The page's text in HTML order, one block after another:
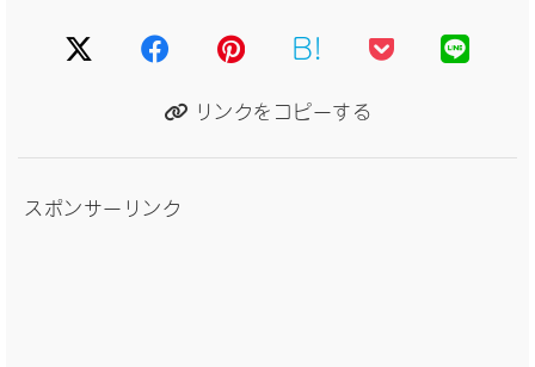
B!
リンクをコピーする
スポンサーリンク